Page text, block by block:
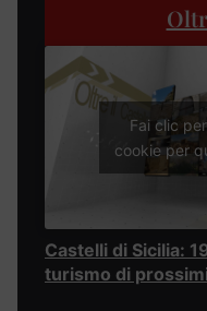
Fai clic
cookie per
Castelli di Sicilia:
turismo di